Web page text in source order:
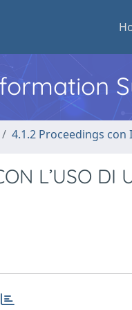
4.1.2 Proceedings con
L’USO DI